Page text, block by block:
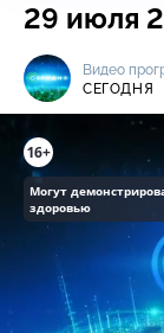
29 июля
Видео
СЕГОДНЯ
16+
Могут
здоровью